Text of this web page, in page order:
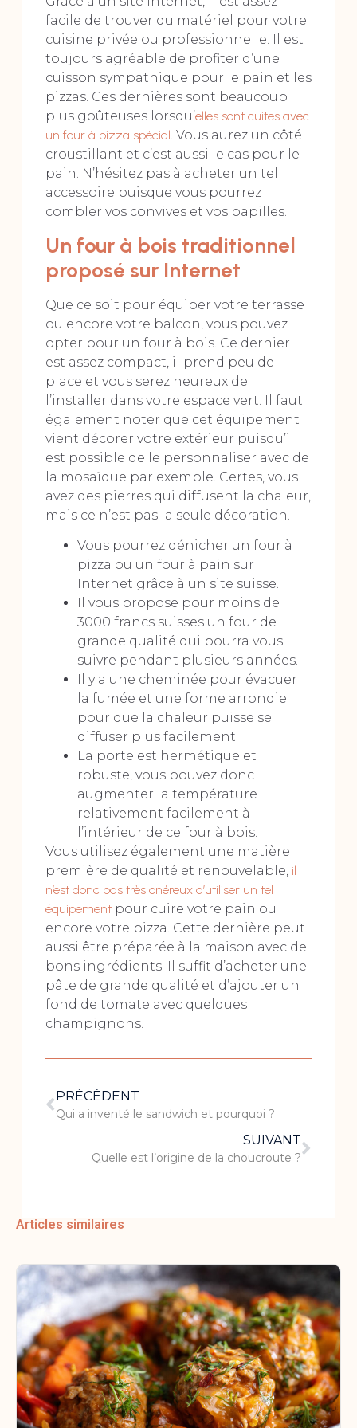
facile de trouver du matériel pour votre
cuisine privée ou professionnelle. Il est
toujours agréable de profiter d’une
cuisson sympathique pour le pain et les
pizzas. Ces dernières sont beaucoup
plus goûteuses lorsqu’elles sont cuites avec
un four à pizza spécial. Vous aurez un côté
croustillant et c’est aussi le cas pour le
pain. N’hésitez pas à acheter un tel
accessoire puisque vous pourrez
combler vos convives et vos papilles.
Un four à bois traditionnel
proposé sur Internet
Que ce soit pour équiper votre terrasse
ou encore votre balcon, vous pouvez
opter pour un four à bois. Ce dernier
est assez compact, il prend peu de
place et vous serez heureux de
l’installer dans votre espace vert. Il faut
également noter que cet équipement
vient décorer votre extérieur puisqu’il
est possible de le personnaliser avec de
la mosaïque par exemple. Certes, vous
avez des pierres qui diffusent la chaleur,
mais ce n’est pas la seule décoration.
Vous pourrez dénicher un four à
pizza ou un four à pain sur
Internet grâce à un site suisse.
Il vous propose pour moins de
3000 francs suisses un four de
grande qualité qui pourra vous
suivre pendant plusieurs années.
Il y a une cheminée pour évacuer
la fumée et une forme arrondie
pour que la chaleur puisse se
diffuser plus facilement.
La porte est hermétique et
robuste, vous pouvez donc
augmenter la température
relativement facilement à
l’intérieur de ce four à bois.
Vous utilisez également une matière
première de qualité et renouvelable, il
n’est donc pas très onéreux d’utiliser un tel
équipementpour cuire votre pain ou
encore votre pizza. Cette dernière peut
aussi être préparée à la maison avec de
bons ingrédients. Il suffit d’acheter une
pâte de grande qualité et d’ajouter un
fond de tomate avec quelques
champignons.
PRÉCÉDENT
Qui a inventé le sandwich et pourquoi ?
SUIVANT
Quelle est l’origine de la choucroute ?
Articles similaires